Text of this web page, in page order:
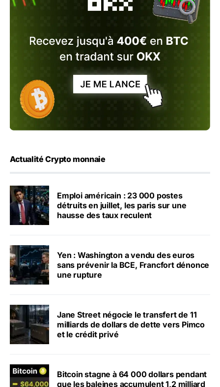
Actualité Crypto monnaie
Emploi américain : 23 000 postes
détruits en juillet, les paris sur une
hausse des taux reculent
Yen : Washington a vendu des euros
sans prévenir la BCE, Francfort dénonce
une rupture
Jane Street négocie le transfert de 11
milliards de dollars de dette vers Pimco
et le crédit privé
Bitcoin stagne à 64 000 dollars pendant
que les baleines accumulent 1,2 milliard